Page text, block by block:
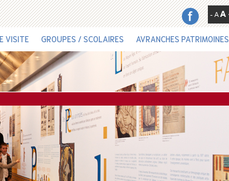
VISITE GROUPES / SCOLAIRES AVRANCHES PATRIMOINES